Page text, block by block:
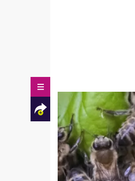
Facebook
Twitter
Mail